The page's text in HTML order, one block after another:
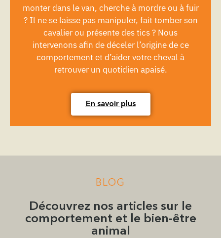
monter dans le van, cherche à mordre ou à fuir
? Il ne se laisse pas manipuler, fait tomber son
cavalier ou présente des tics ? Nous
intervenons afin de déceler l’origine de ce
comportement et d’aider votre cheval à
retrouver un quotidien apaisé.
En savoir plus
BLOG
Découvrez nos articles sur le
comportement et le bien-être
animal